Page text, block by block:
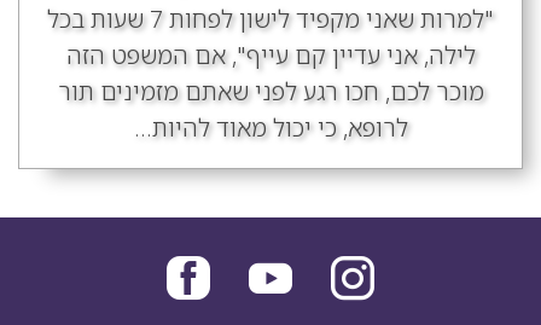
"למרות שאני מקפיד לישון לפחות 7 שעות בכל
לילה, אני עדיין קם עייף", אם המשפט הזה
מוכר לכם, חכו רגע לפני שאתם מזמינים תור
לרופא, כי יכול מאוד להיות...